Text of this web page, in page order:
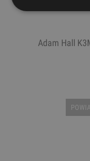
Adam Hall